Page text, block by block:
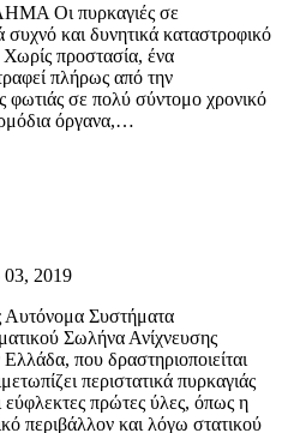
Οι πυρκαγιές σε
συχνό και δυνητικά καταστροφικό
προστασία, ένα
πλήρως από την
φωτιάς σε πολύ σύντομο χρονικό
όργανα,…
2019
Συστήματα
Σωλήνα Ανίχνευσης
που δραστηριοποιείται
περιστατικά πυρκαγιάς
πρώτες ύλες, όπως η
περιβάλλον και λόγω στατικού